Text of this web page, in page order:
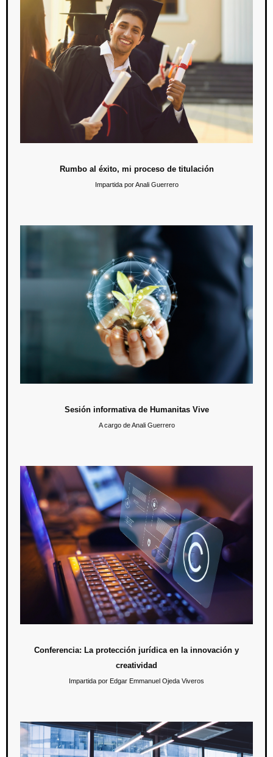
Rumbo al éxito, mi proceso de titulación
11 de mayo / 19:00 hrs.
Se les dará a conocer a los alumnos próximos a egresar de
licenciatura y maestría cada uno de los requisitos y trámites que
deben cumplir para realizar su proceso de titulación. También se
brindará información y requisitos sobre la ceremonia de graduación.
Rumbo al éxito, mi proceso de titulación
Impartida por Anali Guerrero
Sesión informativa de Humanitas Vive
El pasado 20 de abril se llevó a cabo una sesión para que los alumnos
de licenciatura pudieran conocer el Programa Humanitas Vive, una
alternativa para cubrir su servicio social; las actividades que realiza el
programa son de ayuda a la sociedad, al medioambiente y a los seres
Sesión informativa de Humanitas Vive
A cargo de Anali Guerrero
Conferencia: La protección jurídica en la innovación
y creatividad
El pasado 26 de abril, con motivo de la celebración del Día mundial de
la propiedad intelectual, se brindó una conferencia para divulgar la
función que tienen los derechos de propiedad intelectual respecto de
las innovaciones y creaciones artísticas, literarias y científicas.
Conferencia: La protección jurídica en la innovación y
creatividad
Impartida por Edgar Emmanuel Ojeda Viveros